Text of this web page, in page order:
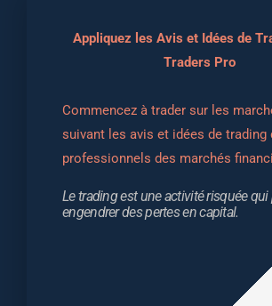
Appliquez les Avis et Idées de
Traders Pro
Commencez à trader sur les
suivant les avis et idées de trading
professionnels des marchés
Le trading est une activité risquée qui
engendrer des pertes en capital.